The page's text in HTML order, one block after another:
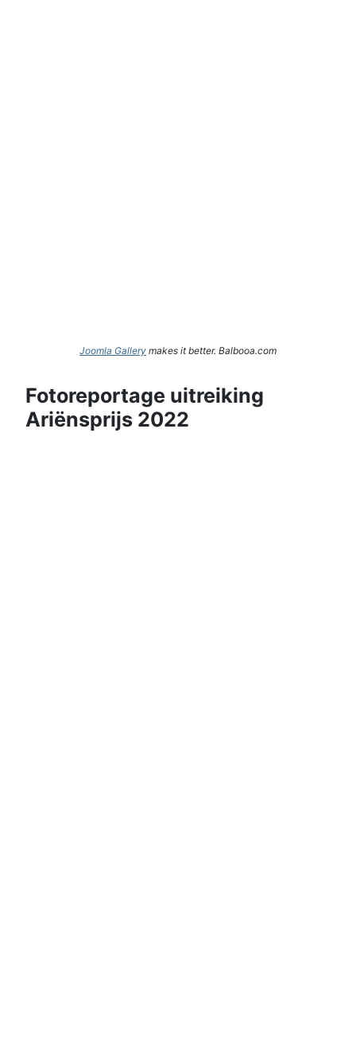
Joomla Gallery makes it better. Balbooa.com
Fotoreportage uitreiking
Ariënsprijs 2022